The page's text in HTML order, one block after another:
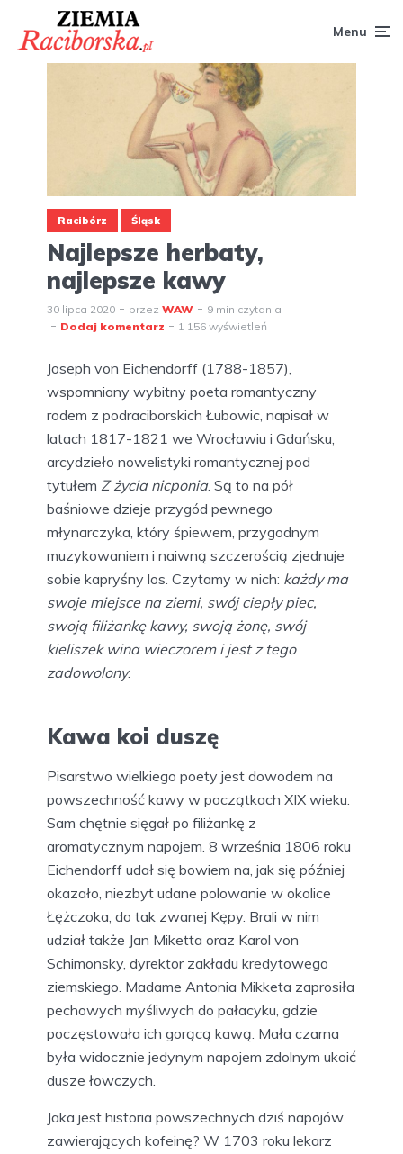
Menu
Racibórz Śląsk
Najlepsze herbaty,
najlepsze kawy
30 lipca 2020 przez WAW
9 min czytania
Dodaj komentarz
1 156 wyświetleń
Joseph von Eichendorff (1788-1857),
wspomniany wybitny poeta romantyczny
rodem z podraciborskich Łubowic, napisał w
latach 1817-1821 we Wrocławiu i Gdańsku,
arcydzieło nowelistyki romantycznej pod
tytułem Z życia nicponia. Są to na pół
baśniowe dzieje przygód pewnego
młynarczyka, który śpiewem, przygodnym
muzykowaniem i naiwną szczerością zjednuje
sobie kapryśny los. Czytamy w nich: każdy ma
swoje miejsce na ziemi, swój ciepły piec,
swoją filiżankę kawy, swoją żonę, swój
kieliszek wina wieczorem i jest z tego
zadowolony.
Kawa koi duszę
Pisarstwo wielkiego poety jest dowodem na
powszechność kawy w początkach XIX wieku.
Sam chętnie sięgał po filiżankę z
aromatycznym napojem. 8 września 1806 roku
Eichendorff udał się bowiem na, jak się później
okazało, niezbyt udane polowanie w okolice
Łężczoka, do tak zwanej Kępy. Brali w nim
udział także Jan Miketta oraz Karol von
Schimonsky, dyrektor zakładu kredytowego
ziemskiego. Madame Antonia Mikketa zaprosiła
pechowych myśliwych do pałacyku, gdzie
poczęstowała ich gorącą kawą. Mała czarna
była widocznie jedynym napojem zdolnym ukoić
dusze łowczych.
Jaka jest historia powszechnych dziś napojów
zawierających kofeinę? W 1703 roku lekarz